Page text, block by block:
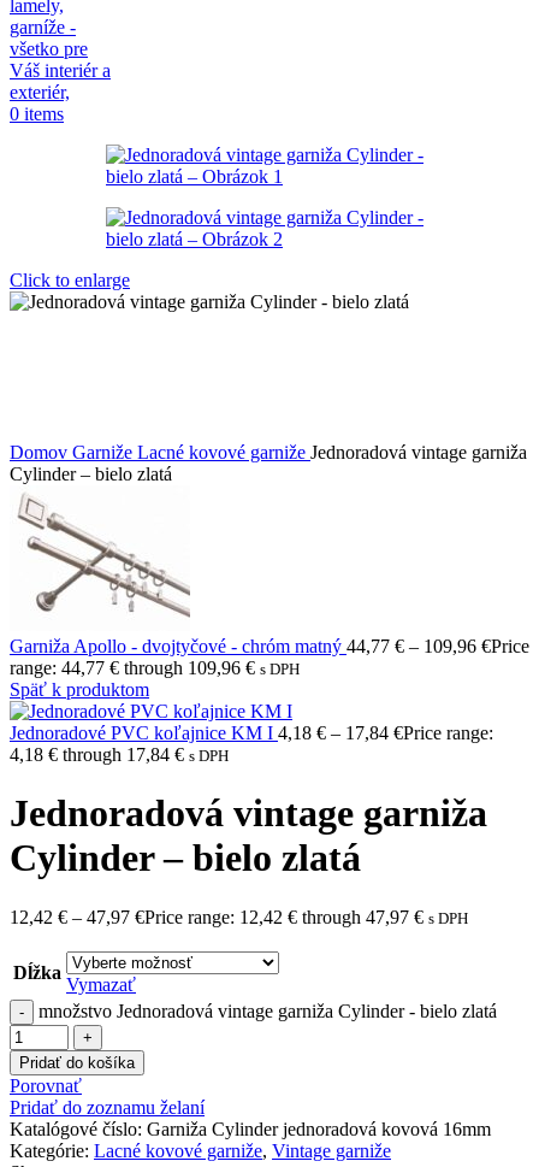
0 items
Click to enlarge
Domov Garniže Lacné kovové garniže Jednoradová vintage garniža
Cylinder – bielo zlatá
Garniža Apollo - dvojtyčové - chróm matný 44,77 € – 109,96 €Price
range: 44,77 € through 109,96 € s DPH
Späť k produktom
Jednoradové PVC koľajnice KM I 4,18 € – 17,84 €Price range:
4,18 € through 17,84 € s DPH
Jednoradová vintage garniža
Cylinder – bielo zlatá
12,42 € – 47,97 €Price range: 12,42 € through 47,97 € s DPH
Dĺžka
Vymazať
množstvo Jednoradová vintage garniža Cylinder - bielo zlatá
Pridať do košíka
Porovnať
Pridať do zoznamu želaní
Katalógové číslo: Garniža Cylinder jednoradová kovová 16mm
Kategórie: Lacné kovové garniže, Vintage garniže